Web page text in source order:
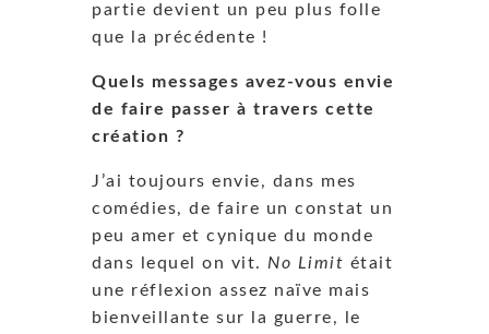
partie devient un peu plus folle
que la précédente !
Quels messages avez-vous envie
de faire passer à travers cette
création ?
J’ai toujours envie, dans mes
comédies, de faire un constat un
peu amer et cynique du monde
dans lequel on vit. No Limit était
une réflexion assez naïve mais
bienveillante sur la guerre, le